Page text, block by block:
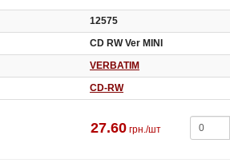
12575
CD RW Ver MINI
VERBATIM
CD-RW
27.60 грн./шт